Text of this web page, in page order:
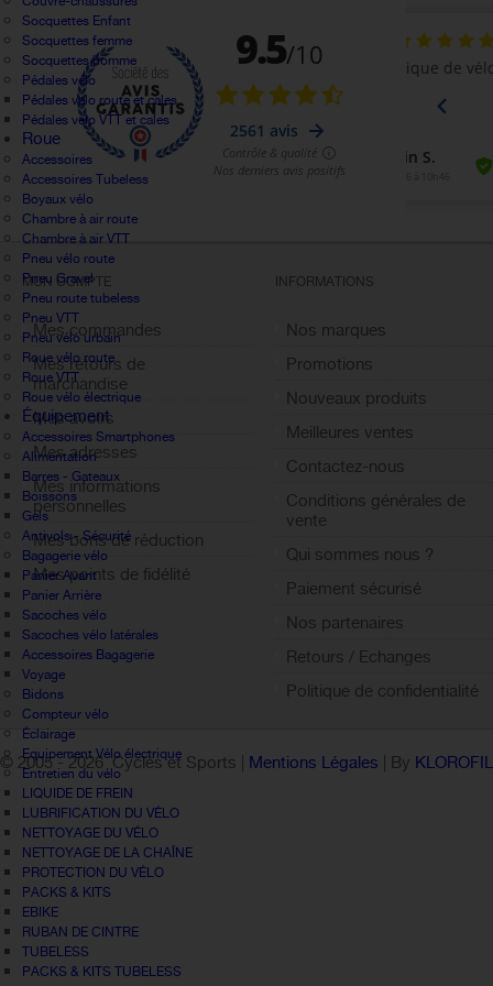
Socquettes Enfant
Socquettes femme
Socquettes homme
Pédales vélo
Pédales velo route et cales
Pédales velo VTT et cales
Roue
Accessoires
Accessoires Tubeless
Boyaux vélo
Chambre à air route
Chambre à air VTT
Pneu vélo route
Pneu Gravel
Pneu route tubeless
Pneu VTT
Pneu vélo urbain
Roue vélo route
Roue VTT
Roue vélo électrique
Équipement
Accessoires Smartphones
Alimentation
Barres - Gateaux
Boissons
Gels
Antivols - Sécurité
Bagagerie vélo
Panier Avant
Panier Arrière
Sacoches vélo
Sacoches vélo latérales
Accessoires Bagagerie
Voyage
Bidons
Compteur vélo
Éclairage
Equipement Vélo électrique
Entretien du vélo
LIQUIDE DE FREIN
LUBRIFICATION DU VÉLO
NETTOYAGE DU VÉLO
NETTOYAGE DE LA CHAÎNE
PROTECTION DU VÉLO
PACKS & KITS
EBIKE
RUBAN DE CINTRE
TUBELESS
PACKS & KITS TUBELESS
MON COMPTE
Mes commandes
Mes retours de
marchandise
Mes avoirs
Mes adresses
Mes informations
personnelles
Mes bons de réduction
Mes points de fidélité
Sign out
INFORMATIONS
Nos marques
Promotions
Nouveaux produits
Meilleures ventes
Contactez-nous
Conditions générales de
vente
Qui sommes nous ?
Paiement sécurisé
Nos partenaires
Retours / Echanges
Politique de confidentialité
© 2005 -2026 Cycles et Sports | Mentions Légales | By